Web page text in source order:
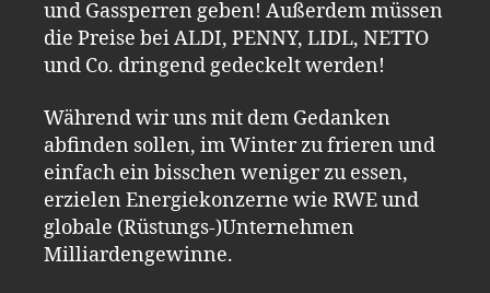
und Gassperren geben! Außerdem müssen
die Preise bei ALDI, PENNY, LIDL, NETTO
und Co. dringend gedeckelt werden!
Während wir uns mit dem Gedanken
abfinden sollen, im Winter zu frieren und
einfach ein bisschen weniger zu essen,
erzielen Energiekonzerne wie RWE und
globale (Rüstungs-)Unternehmen
Milliardengewinne.